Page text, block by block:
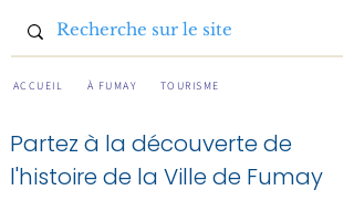
ACCUEIL À FUMAY TOURISME
Partez à la découverte de
l'histoire de la Ville de Fumay